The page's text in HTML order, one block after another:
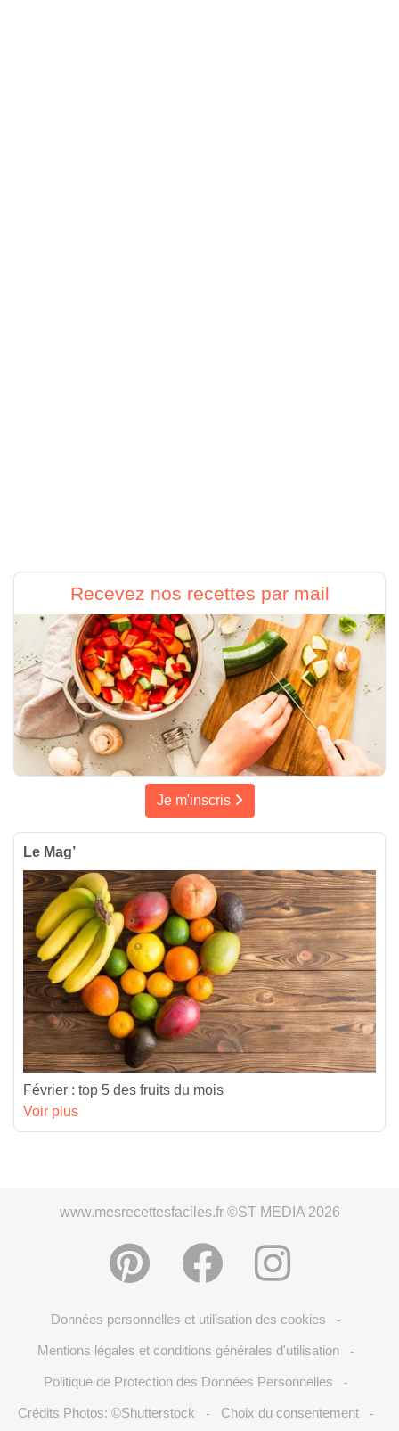
Recevez nos recettes par mail
Je m'inscris
Le Mag’
Février : top 5 des fruits du mois
Voir plus
www.mesrecettesfaciles.fr ©ST MEDIA 2026
Données personnelles et utilisation des cookies -
Mentions légales et conditions générales d'utilisation -
Politique de Protection des Données Personnelles -
Crédits Photos: ©Shutterstock - Choix du consentement -